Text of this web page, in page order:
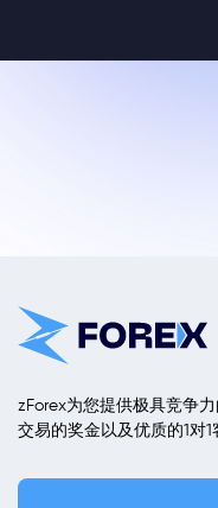
zForex为您提供极具竞争
交易的奖金以及优质的1对1